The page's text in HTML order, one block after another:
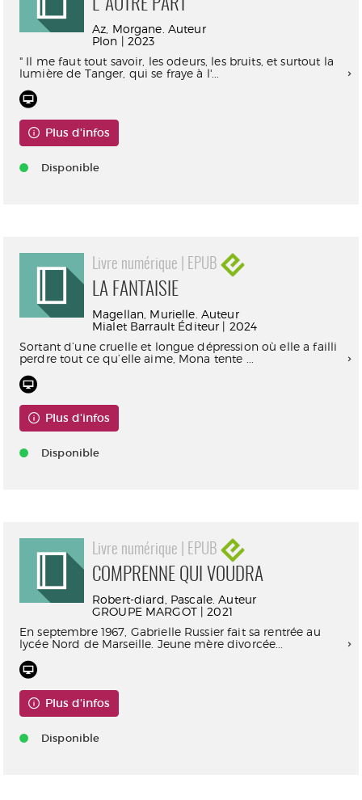
L'AUTRE PART
Az, Morgane. Auteur
Plon | 2023
" Il me faut tout savoir, les odeurs, les bruits, et surtout la
lumière de Tanger, qui se fraye à l'...
Plus d'infos
Disponible
Livre numérique | EPUB
LA FANTAISIE
Magellan, Murielle. Auteur
Mialet Barrault Éditeur | 2024
Sortant d’une cruelle et longue dépression où elle a failli
perdre tout ce qu’elle aime, Mona tente ...
Plus d'infos
Disponible
Livre numérique | EPUB
COMPRENNE QUI VOUDRA
Robert-diard, Pascale. Auteur
GROUPE MARGOT | 2021
En septembre 1967, Gabrielle Russier fait sa rentrée au
lycée Nord de Marseille. Jeune mère divorcée...
Plus d'infos
Disponible